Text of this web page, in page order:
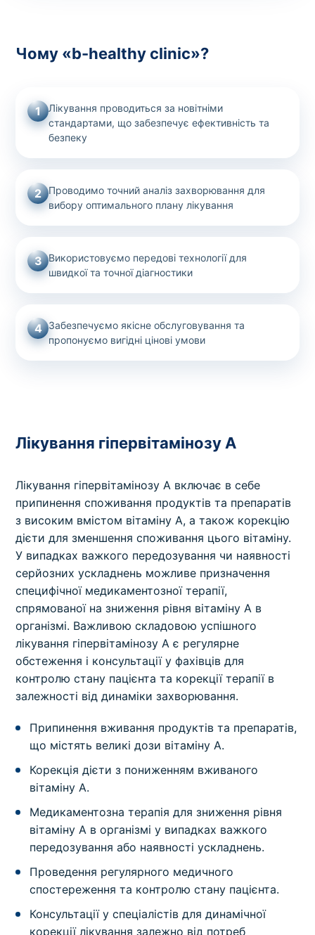
Чому «b-healthy clinic»?
1
Лікування проводиться за новітніми
стандартами, що забезпечує ефективність та
безпеку
2
Проводимо точний аналіз захворювання для
вибору оптимального плану лікування
3 Використовуємо передові технології для
швидкої та точної діагностики
4 Забезпечуємо якісне обслуговування та
пропонуємо вигідні цінові умови
Лікування гіпервітамінозу А
Лікування гіпервітамінозу A включає в себе
припинення споживання продуктів та препаратів
з високим вмістом вітаміну A, а також корекцію
дієти для зменшення споживання цього вітаміну.
У випадках важкого передозування чи наявності
серйозних ускладнень можливе призначення
специфічної медикаментозної терапії,
спрямованої на зниження рівня вітаміну A в
організмі. Важливою складовою успішного
лікування гіпервітамінозу A є регулярне
обстеження і консультації у фахівців для
контролю стану пацієнта та корекції терапії в
залежності від динаміки захворювання.
Припинення вживання продуктів та препаратів,
що містять великі дози вітаміну А.
Корекція дієти з пониженням вживаного
вітаміну А.
Медикаментозна терапія для зниження рівня
вітаміну А в організмі у випадках важкого
передозування або наявності ускладнень.
Проведення регулярного медичного
спостереження та контролю стану пацієнта.
Консультації у спеціалістів для динамічної
корекції лікування залежно від потреб